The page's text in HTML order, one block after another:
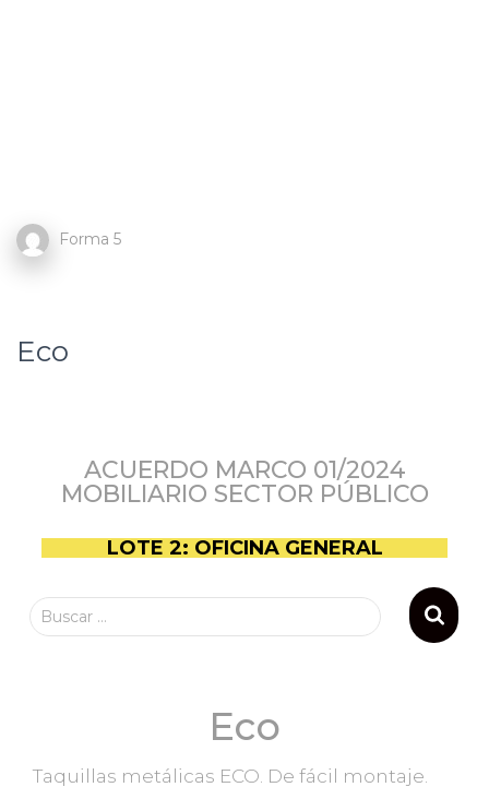
Forma 5
Eco
ACUERDO MARCO 01/2024
MOBILIARIO SECTOR PÚBLICO
LOTE 2: OFICINA GENERAL
Buscar …
Eco
Taquillas metálicas ECO. De fácil montaje.